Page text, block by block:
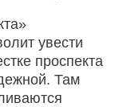
увести
проспекта
Там